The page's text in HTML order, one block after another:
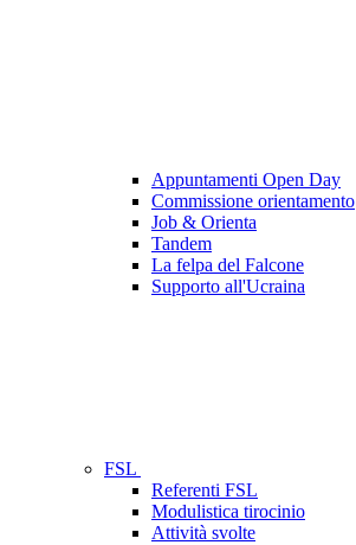
Appuntamenti Open Day
Commissione orientamento
Job & Orienta
Tandem
La felpa del Falcone
Supporto all'Ucraina
FSL
Referenti FSL
Modulistica tirocinio
Attività svolte